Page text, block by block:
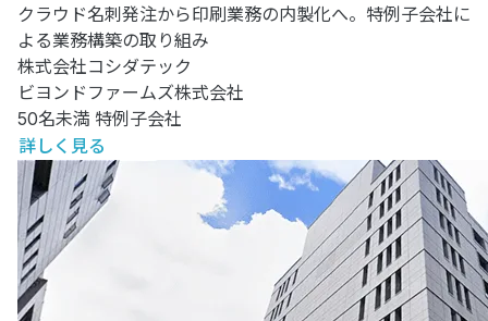
クラウド名刺発注から印刷業務の内製化へ。特例子会社に
よる業務構築の取り組み
株式会社コシダテック
ビヨンドファームズ株式会社
50名未満 特例子会社
詳しく見る